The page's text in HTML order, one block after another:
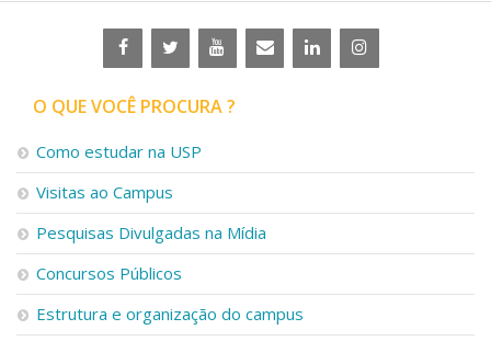
O QUE VOCÊ PROCURA ?
Como estudar na USP
Visitas ao Campus
Pesquisas Divulgadas na Mídia
Concursos Públicos
Estrutura e organização do campus